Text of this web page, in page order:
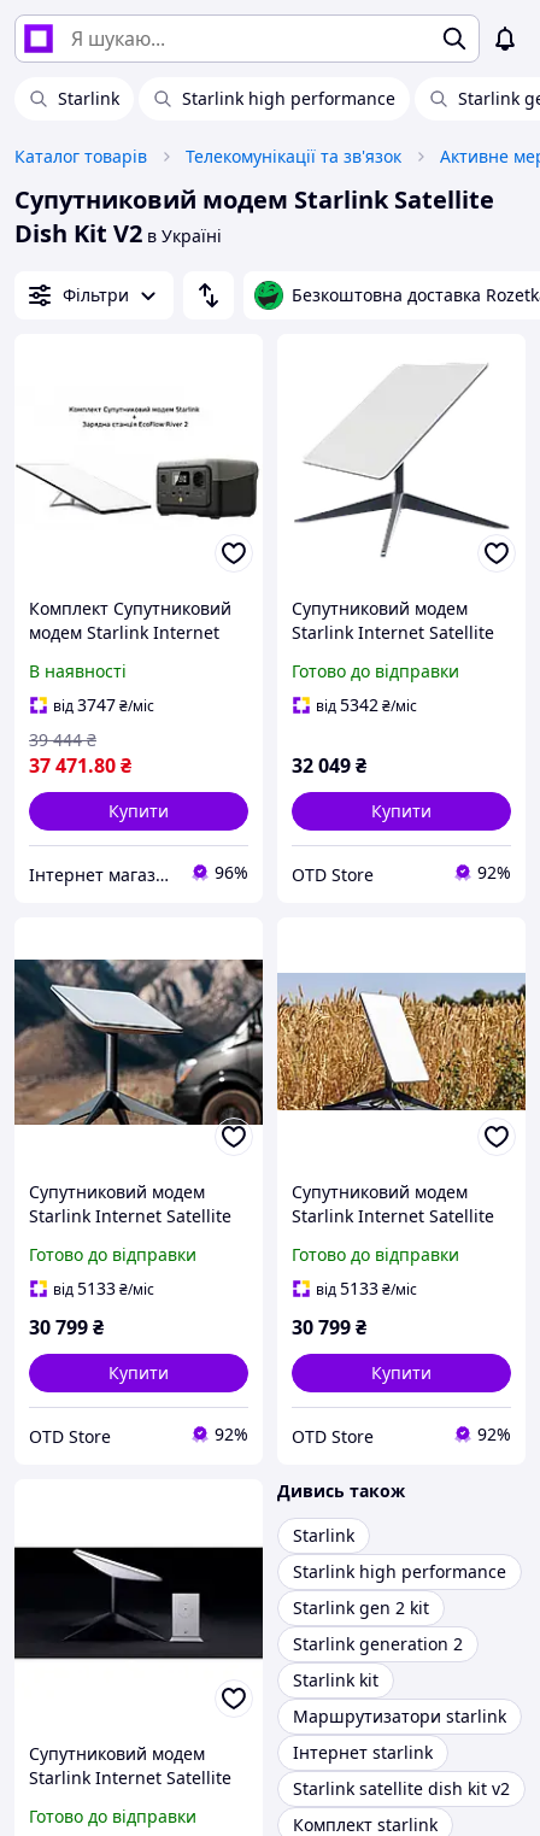
Starlink Starlink high performance Starlink
Каталог товарів Телекомунікації та зв'язок Активне
Супутниковий модем Starlink Satellite
Dish Kit V2 в Україні
Фільтри Безкоштовна доставка
Комплект Супутниковий
модем Starlink Internet
Зарядна станція EcoFlow
River 2
В наявності
від3747₴/міс
37 471.80₴
39 444 ₴
Купити
Інтернет магазин Store7 96%
Супутниковий модем
Starlink Internet Satellite
Готово до відправки
від5342₴/міс
32 049₴
Купити
OTD Store 92%
Супутниковий модем
Starlink Internet Satellite
Готово до відправки
від5133₴/міс
30 799₴
Купити
OTD Store 92%
Супутниковий модем
Starlink Internet Satellite
Готово до відправки
від5133₴/міс
30 799₴
Купити
OTD Store 92%
Супутниковий модем
Starlink Internet Satellite
Готово до відправки
Дивись також
Starlink
Starlink high performance
Starlink gen 2 kit
Starlink generation 2
Starlink kit
Маршрутизатори starlink
Інтернет starlink
Starlink satellite dish kit v2
Комплект starlink